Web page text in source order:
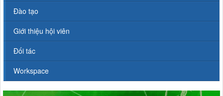
Đào tạo
Giới thiệu hội viên
Đối tác
Workspace